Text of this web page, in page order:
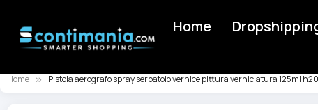
Home
Home Pistola aerografo spray serbatoio vernice pittura verniciatura 125ml